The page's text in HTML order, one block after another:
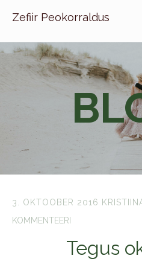
Zefiir Peokorraldus
3. OKTOOBER 2016
KOMMENTEERI
Tegus